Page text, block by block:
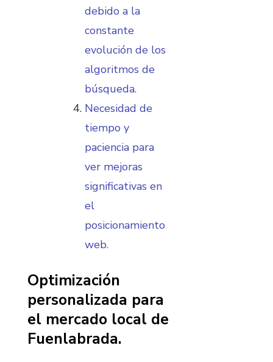
debido a la
constante
evolución de los
algoritmos de
búsqueda.
Necesidad de
tiempo y
paciencia para
ver mejoras
significativas en
el
posicionamiento
web.
Optimización
personalizada para
el mercado local de
Fuenlabrada.